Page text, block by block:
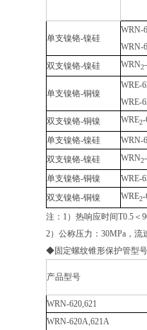
单支镍铬-镍硅
WRN-
WRN-
双支镍铬-镍硅
WRN2
单支镍铬-铜镍
WRE-
WRE-
双支镍铬-铜镍
WRE2-
单支镍铬-镍硅
WRN-
双支镍铬-镍硅
WRN2
单支镍铬-铜镍
WRE-
双支镍铬-铜镍
WRE2-
注：1）热响应时间T0.5＜
2）公称压力：30MPa，流
◆固定螺纹锥形保护管型
产品型号
WRN-620,621
WRN-620A,621A